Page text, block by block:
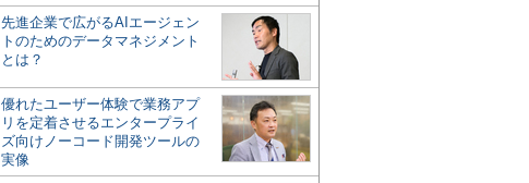
先進企業で広がるAIエージェン
トのためのデータマネジメント
とは？
優れたユーザー体験で業務アプ
リを定着させるエンタープライ
ズ向けノーコード開発ツールの
実像